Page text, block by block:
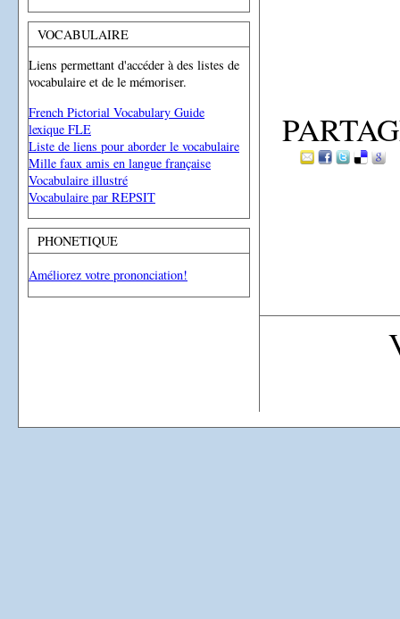
VOCABULAIRE
Liens permettant d'accéder à des listes de
vocabulaire et de le mémoriser.
French Pictorial Vocabulary Guide
lexique FLE
Liste de liens pour aborder le vocabulaire
Mille faux amis en langue française
Vocabulaire illustré
Vocabulaire par REPSIT
PHONETIQUE
Améliorez votre prononciation!